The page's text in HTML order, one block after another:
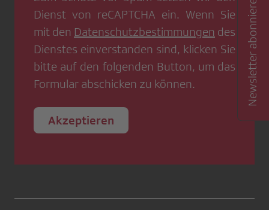
Dienst von reCAPTCHA ein. Wenn Sie
mit den Datenschutzbestimmungen des
Dienstes einverstanden sind, klicken Sie
bitte auf den folgenden Button, um das
Formular abschicken zu können.
Akzeptieren
Newsletter abonnieren